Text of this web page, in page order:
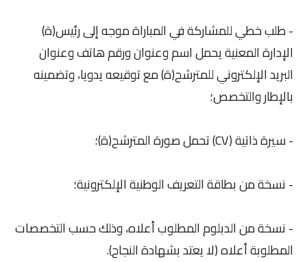
- طلب خطي للمشاركة في المباراة موجه إلى رئيس(ة)
الإدارة المعنية يحمل اسم وعنوان ورقم هاتف وعنوان
البريد الإلكتروني للمترشح(ة) مع توقيعه يدويا، وتضمينه
بالإطار والتخصص؛
- سيرة ذاتية (CV) تحمل صورة المترشح(ة)؛
- نسخة من بطاقة التعريف الوطنية الإلكترونية؛
- نسخة من الدبلوم المطلوب أعلاه، وذلك حسب التخصصات
المطلوبة أعلاه (لا يعتد بشهادة النجاح).